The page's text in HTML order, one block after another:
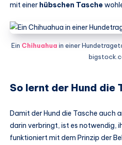
mit einer hübschen Tasche
Ein Chihuahua in einer
So lernt der Hund die
Damit der Hund die Tasche auch
darin verbringt, ist es notwendig,
funktioniert mit dem Prinzip der